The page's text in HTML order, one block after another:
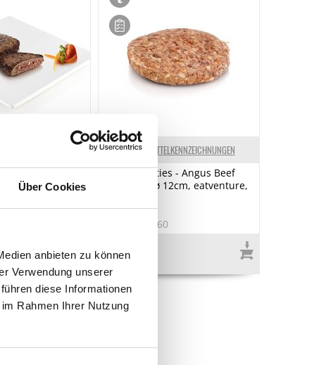
Über Cookies
anbieten zu können
Verwendung unserer
diese Informationen
Rahmen Ihrer Nutzung
Wagyu
TK, 360 g, 2 x
LEBENSMITTELKENNZEICHNUNGEN
Burger Patties - Angus Beef
Dry Aged, ø 12cm, eatventure,
Art.Nr.:52460
€ 51,94*